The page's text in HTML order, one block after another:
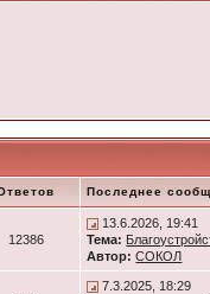
Последнее
12386
13.6.2026, 19:41
Тема:
Автор: СОКОЛ
7.3.2025, 18:29